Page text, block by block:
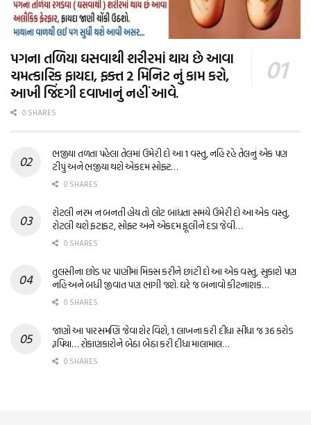
પગના તળિયા ઘસવાથી શરીરમાં થાય છે આવા
ચમત્કારિક ફાયદા, ફક્ત 2 મિનિટ નું કામ કરો,
આખી જિંદગી દવાખાનું નહીં આવે.
0 SHARES
ભજીયા તળતા પહેલા તેલમાં ઉમેરી દો આ 1 વસ્તુ, નહિ રહે તેલનું એક પણ
ટીપું અને ભજીયા થશે એકદમ સોફ્ટ…
0 SHARES
રોટલી નરમ ન બનતી હોય તો લોટ બાંધતા સમયે ઉમેરી દો આ એક વસ્તુ,
રોટલી થશે ફટાફટ, સોફ્ટ અને એકદમ ફૂલીને દડા જેવી…
0 SHARES
તુલસીના છોડ પર પાણીમાં મિક્સ કરીને છાંટી દો આ એક વસ્તુ, સુકાશે પણ
નહિ અને બધી જીવાત પણ ભાગી જશે. ઘરે જ બનાવો કીટનાશક…
0 SHARES
જાણો આ પારસમણિ જેવા શેર વિશે, 1 લાખના કરી દીધા સીધા જ 36 કરોડ
રૂપિયા… રોકાણકારોને બેઠા બેઠા કરી દીધા માલામાલ…
0 SHARES